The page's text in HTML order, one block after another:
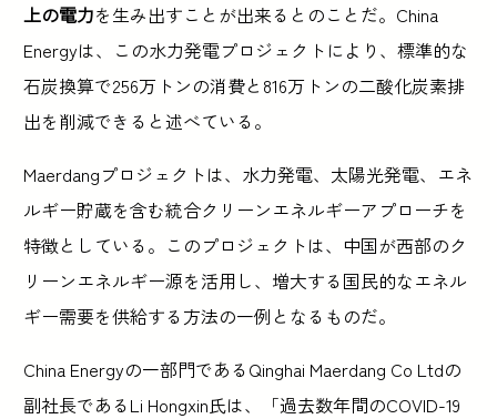
上の電力を生み出すことが出来るとのことだ。China
Energyは、この水力発電プロジェクトにより、標準的な
石炭換算で256万トンの消費と816万トンの二酸化炭素排
出を削減できると述べている。
Maerdangプロジェクトは、水力発電、太陽光発電、エネ
ルギー貯蔵を含む統合クリーンエネルギーアプローチを
特徴としている。このプロジェクトは、中国が西部のク
リーンエネルギー源を活用し、増大する国民的なエネル
ギー需要を供給する方法の一例となるものだ。
China Energyの一部門であるQinghai Maerdang Co Ltdの
副社長であるLi Hongxin氏は、「過去数年間のCOVID-19